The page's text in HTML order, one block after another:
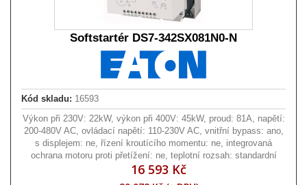
Softstartér DS7-342SX081N0-N
Kód skladu: 16593
Výkon při 230V: 22kW, výkon při 400V: 45kW, proud: 81A, napětí:
200-480V AC, ovládací napětí: 110-230V AC, vnitřní bypass: ano,
s displejem: ne, řízení kroutícího momentu: ne, integrovaná
ochrana motoru proti přetížení: ne, teplotní rozsah: standardní
16 593 Kč